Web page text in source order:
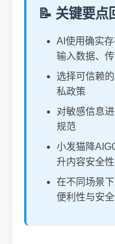
📝 关键要点
AI使用确实
输入数据、
选择可信赖
私政策
对敏感信息
规范
小发猫降
升内容安全性
在不同场景
便利性与安